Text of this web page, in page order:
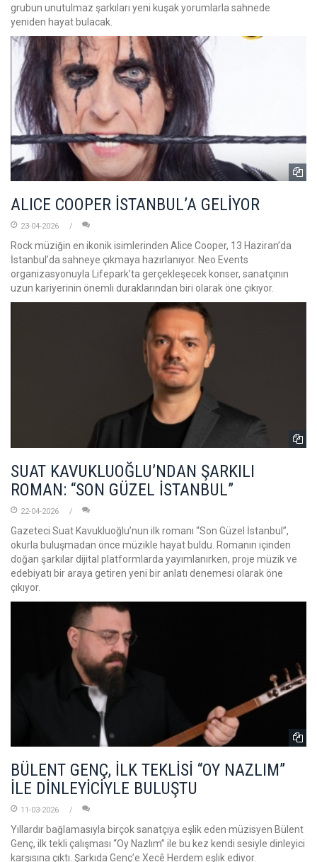
grubun unutulmaz şarkıları yeni kuşak yorumlarla sahnede
yeniden hayat bulacak.
ALICE COOPER İSTANBUL’A GELİYOR
23-04-2026
Rock müziğin en ikonik isimlerinden Alice Cooper, 13 Haziran’da
İstanbul’da sahneye çıkmaya hazırlanıyor. Neo Events
organizasyonuyla Lifepark’ta gerçekleşecek konser, sanatçının
uzun kariyerinin önemli duraklarından biri olarak öne çıkıyor.
SUAT KAVUKLUOĞLU’NDAN ŞARKILI
ROMAN: “SON GÜZEL İSTANBUL”
22-04-2026
Gazeteci Suat Kavukluoğlu’nun ilk romanı “Son Güzel İstanbul”,
okurla buluşmadan önce müzikle hayat buldu. Romanın içinden
doğan şarkılar dijital platformlarda yayımlanırken, proje müzik ve
edebiyatı bir araya getiren yeni bir anlatı denemesi olarak öne
çıkıyor.
BÜLENT GENÇ, İLK TEKLİSİ “OY NAZLIM”
İLE DİNLEYİCİYLE BULUŞTU
11-03-2026
Yıllardır bağlamasıyla birçok sanatçıya eşlik eden müzisyen Bülent
Genç, ilk tekli çalışması “Oy Nazlım” ile bu kez kendi sesiyle dinleyici
karşısına çıktı. Şarkıda Genç’e Xecê Herdem eşlik ediyor.